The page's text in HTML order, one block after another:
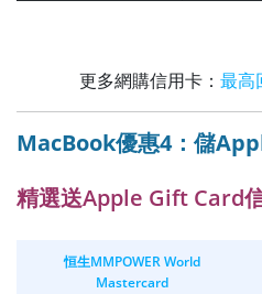
更多網購信用卡： 最高
MacBook優惠4：儲
精選送Apple Gift Card
恒生MMPOWER World
Mastercard